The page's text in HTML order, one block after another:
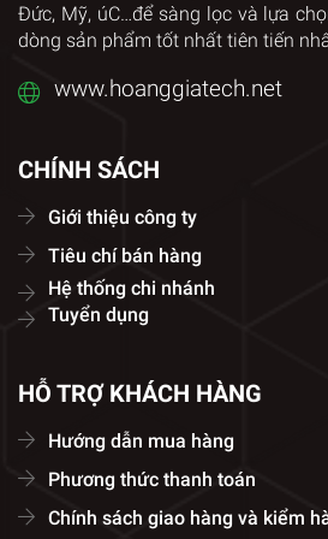
Đức, Mỹ, úC…để sàng lọc và lựa
dòng sản phẩm tốt nhất tiên tiến
www.hoanggiatech.net
CHÍNH SÁCH
Giới thiệu công ty
Tiêu chí bán hàng
Hệ thống chi nhánh
Tuyển dụng
HỖ TRỢ KHÁCH HÀNG
Hướng dẫn mua hàng
Phương thức thanh toán
Chính sách giao hàng và kiểm